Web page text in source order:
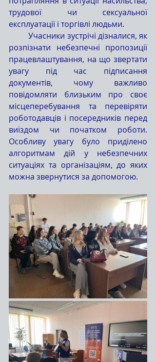
трудової чи сексуальної
експлуатації і торгівлі людьми.
	Учасники зустрічі дізналися, як
розпізнати небезпечні пропозиції
працевлаштування, на що звертати
увагу під час підписання
документів, чому важливо
повідомляти близьким про своє
місцеперебування та перевіряти
роботодавців і посередників перед
виїздом чи початком роботи.
Особливу увагу було приділено
алгоритмам дій у небезпечних
ситуаціях та організаціям, до яких
можна звернутися за допомогою.